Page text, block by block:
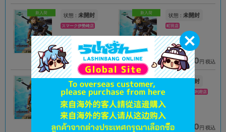
新入荷 状態 : 未開封
スマーク伊勢崎店
在庫あり 2,290円 税込
新入荷 状態 : 未開封
町田店
在庫あり 2,790円 税込
状態 :
新座流通センター
在庫あり 3,990円 税込
未開封
イオンモール新利府店
在庫あり 3,390円 税込